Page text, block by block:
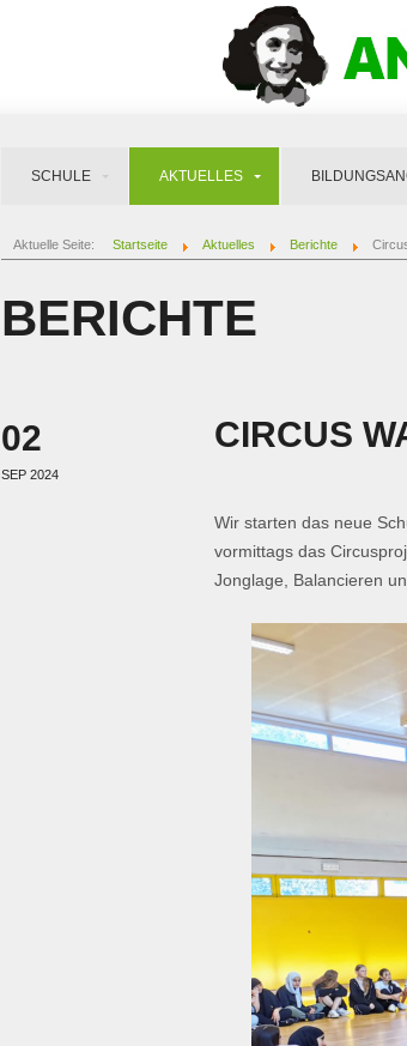
SCHULE AKTUELLES
Aktuelle Seite: Startseite Aktuelles Berichte
BERICHTE
02
SEP 2024
CIRCUS
Wir starten das neue
vormittags das
Jonglage, Balancieren